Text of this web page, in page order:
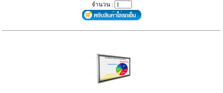
จำนวน :